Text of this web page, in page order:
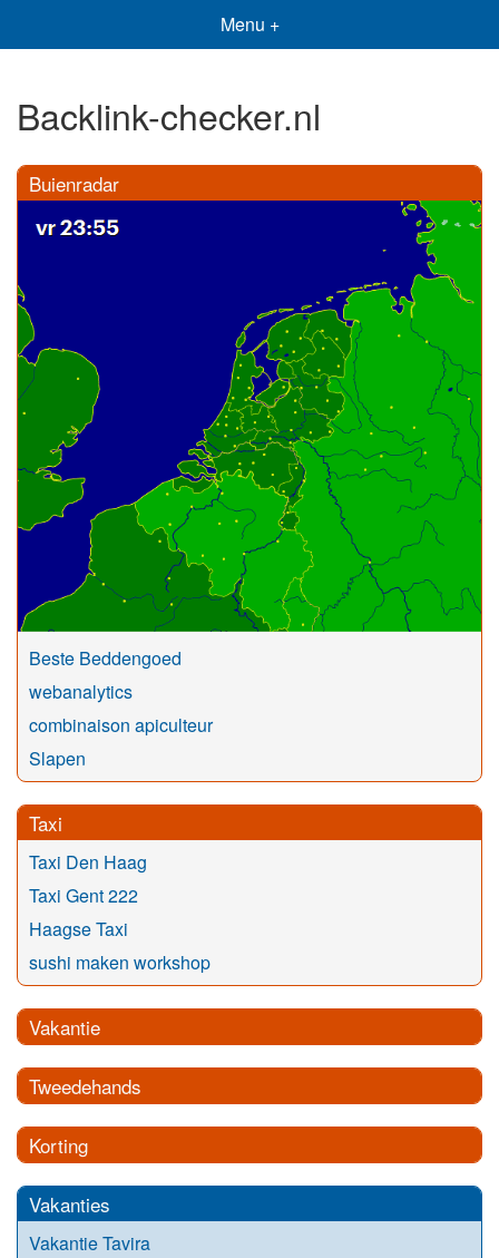
Menu +
Backlink-checker.nl
Buienradar
Beste Beddengoed
webanalytics
combinaison apiculteur
Slapen
Taxi
Taxi Den Haag
Taxi Gent 222
Haagse Taxi
sushi maken workshop
Vakantie
Tweedehands
Korting
Vakanties
Vakantie Tavira